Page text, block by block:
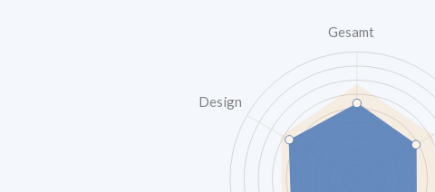
Gesamt
Design